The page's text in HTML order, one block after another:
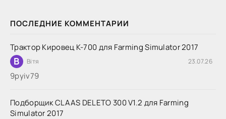
ПОСЛЕДНИЕ КОММЕНТАРИИ
Трактор Кировец К-700 для Farming Simulator 2017
В Вітя 23.07.26
9руіv79
Подборщик CLAAS DELETO 300 V1.2 для Farming
Simulator 2017